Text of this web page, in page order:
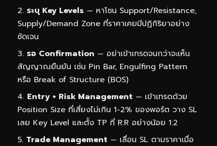
ระบุ Key Levels — หาโซน Support/Resistance,
Supply/Demand Zone ที่ราคาเคยมีปฏิกิริยาอย่าง
ชัดเจน
รอ Confirmation — อย่าเข้าเทรดจนกว่าจะเห็น
สัญญาณยืนยัน เช่น Pin Bar, Engulfing Pattern
หรือ Break of Structure (BOS)
Entry + Risk Management — เข้าเทรดด้วย
Position Size ที่เสี่ยงไม่เกิน 1-2% ของพอร์ต วาง SL
เลย Key Level และตั้ง TP ที่ R:R อย่างน้อย 1:2
Trade Management — เลื่อน SL ตามราคาเมื่อ